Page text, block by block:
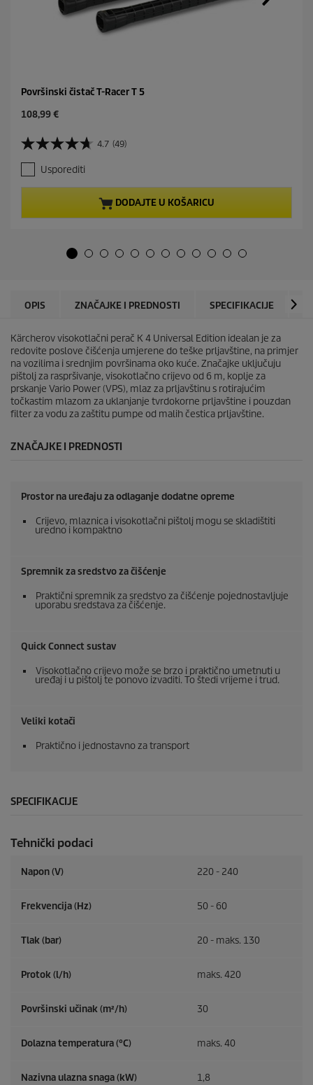
Površinski čistač T-Racer T 5
C
r
e
n
t
e
108,99 €
4.7 (49)
4
.
7
o
.
4
9
r
e
c
e
i
Usporediti
DODAJTE U KOŠARICU
OPIS ZNAČAJKE I PREDNOSTI SPECIFIKACIJE
Kärcherov visokotlačni perač K 4 Universal Edition idealan je za
redovite poslove čišćenja umjerene do teške prljavštine, na primjer
na vozilima i srednjim površinama oko kuće. Značajke uključuju
pištolj za raspršivanje, visokotlačno crijevo od 6 m, koplje za
prskanje Vario Power (VPS), mlaz za prljavštinu s rotirajućim
točkastim mlazom za uklanjanje tvrdokorne prljavštine i pouzdan
filter za vodu za zaštitu pumpe od malih čestica prljavštine.
ZNAČAJKE I PREDNOSTI
Prostor na uređaju za odlaganje dodatne opreme
Crijevo, mlaznica i visokotlačni pištolj mogu se skladištiti
uredno i kompaktno
Spremnik za sredstvo za čišćenje
Praktični spremnik za sredstvo za čišćenje pojednostavljuje
uporabu sredstava za čišćenje.
Quick Connect sustav
Visokotlačno crijevo može se brzo i praktično umetnuti u
uređaj i u pištolj te ponovo izvaditi. To štedi vrijeme i trud.
Veliki kotači
Praktično i jednostavno za transport
SPECIFIKACIJE
Tehnički podaci
Napon (V) 220 - 240
Frekvencija (Hz) 50 - 60
Tlak (bar) 20 - maks. 130
Protok (l/h) maks. 420
Površinski učinak (m²/h) 30
Dolazna temperatura (°C) maks. 40
Nazivna ulazna snaga (kW) 1,8